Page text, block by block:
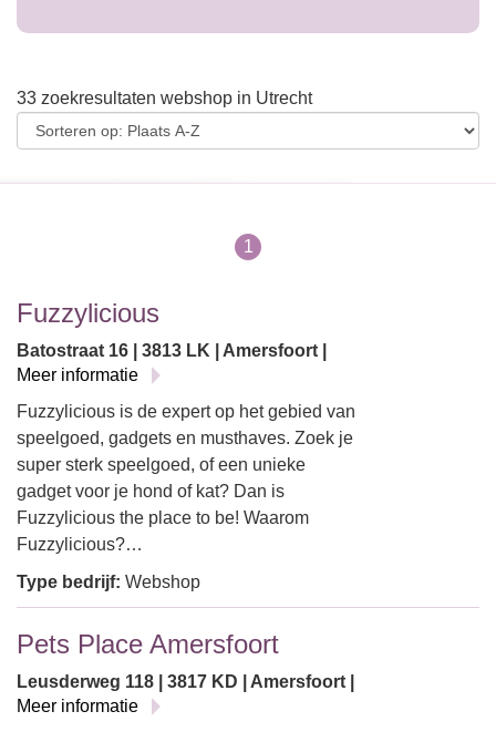
33 zoekresultaten webshop in Utrecht
1
Fuzzylicious
Batostraat 16 | 3813 LK | Amersfoort |
Meer informatie
Fuzzylicious is de expert op het gebied van
speelgoed, gadgets en musthaves. Zoek je
super sterk speelgoed, of een unieke
gadget voor je hond of kat? Dan is
Fuzzylicious the place to be! Waarom
Fuzzylicious?…
Type bedrijf: Webshop
Pets Place Amersfoort
Leusderweg 118 | 3817 KD | Amersfoort |
Meer informatie